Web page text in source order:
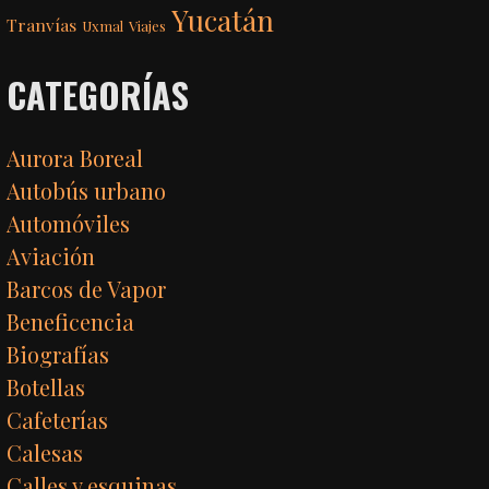
Tranvías Uxmal Viajes Yucatán
CATEGORÍAS
Aurora Boreal
Autobús urbano
Automóviles
Aviación
Barcos de Vapor
Beneficencia
Biografías
Botellas
Cafeterías
Calesas